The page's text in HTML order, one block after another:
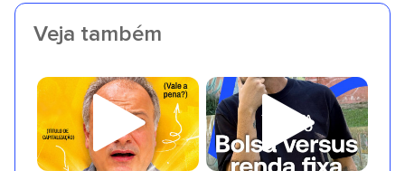
Veja também